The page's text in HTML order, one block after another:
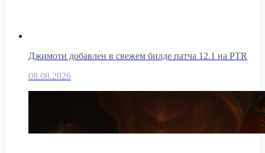
Джимоти добавлен в свежем билде патча 12.1 на PTR
08.08.2026